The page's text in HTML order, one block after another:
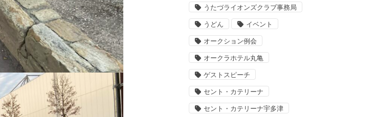
うたづライオンズクラブ事務局
うどん イベント
オークション例会
オークラホテル丸亀
ゲストスピーチ
セント・カテリーナ
セント・カテリーナ宇多津